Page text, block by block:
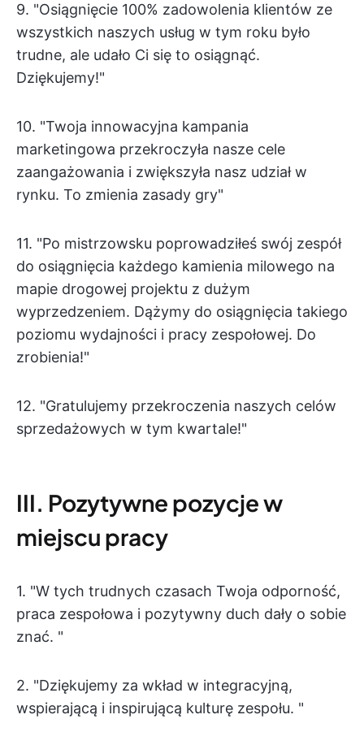
9. "Osiągnięcie 100% zadowolenia klientów ze
wszystkich naszych usług w tym roku było
trudne, ale udało Ci się to osiągnąć.
Dziękujemy!"
10. "Twoja innowacyjna kampania
marketingowa przekroczyła nasze cele
zaangażowania i zwiększyła nasz udział w
rynku. To zmienia zasady gry"
11. "Po mistrzowsku poprowadziłeś swój zespół
do osiągnięcia każdego kamienia milowego na
mapie drogowej projektu z dużym
wyprzedzeniem. Dążymy do osiągnięcia takiego
poziomu wydajności i pracy zespołowej. Do
zrobienia!"
12. "Gratulujemy przekroczenia naszych celów
sprzedażowych w tym kwartale!"
III. Pozytywne pozycje w
miejscu pracy
1. "W tych trudnych czasach Twoja odporność,
praca zespołowa i pozytywny duch dały o sobie
znać. "
2. "Dziękujemy za wkład w integracyjną,
wspierającą i inspirującą kulturę zespołu. "